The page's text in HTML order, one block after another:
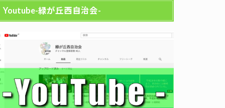
Youtube-緑が丘西自治会-